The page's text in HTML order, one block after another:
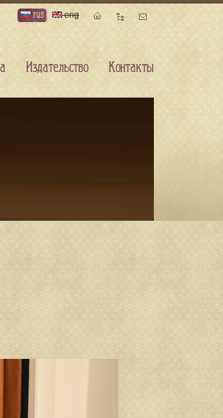
rus eng
Издательство Контакты